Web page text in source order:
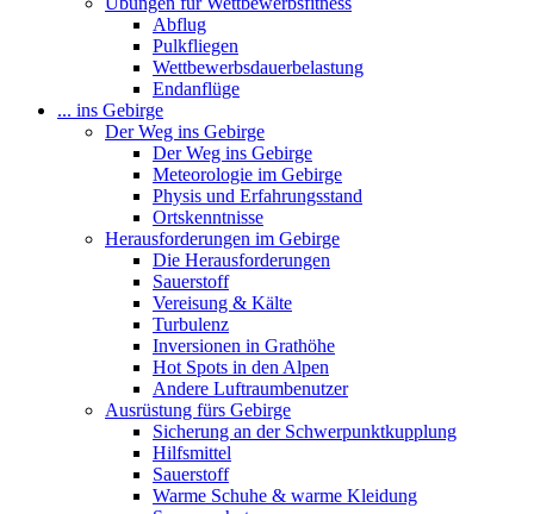
Abflug
Pulkfliegen
Wettbewerbsdauerbelastung
Endanflüge
... ins Gebirge
Der Weg ins Gebirge
Der Weg ins Gebirge
Meteorologie im Gebirge
Physis und Erfahrungsstand
Ortskenntnisse
Herausforderungen im Gebirge
Die Herausforderungen
Sauerstoff
Vereisung & Kälte
Turbulenz
Inversionen in Grathöhe
Hot Spots in den Alpen
Andere Luftraumbenutzer
Ausrüstung fürs Gebirge
Sicherung an der Schwerpunktkupplung
Hilfsmittel
Sauerstoff
Warme Schuhe & warme Kleidung